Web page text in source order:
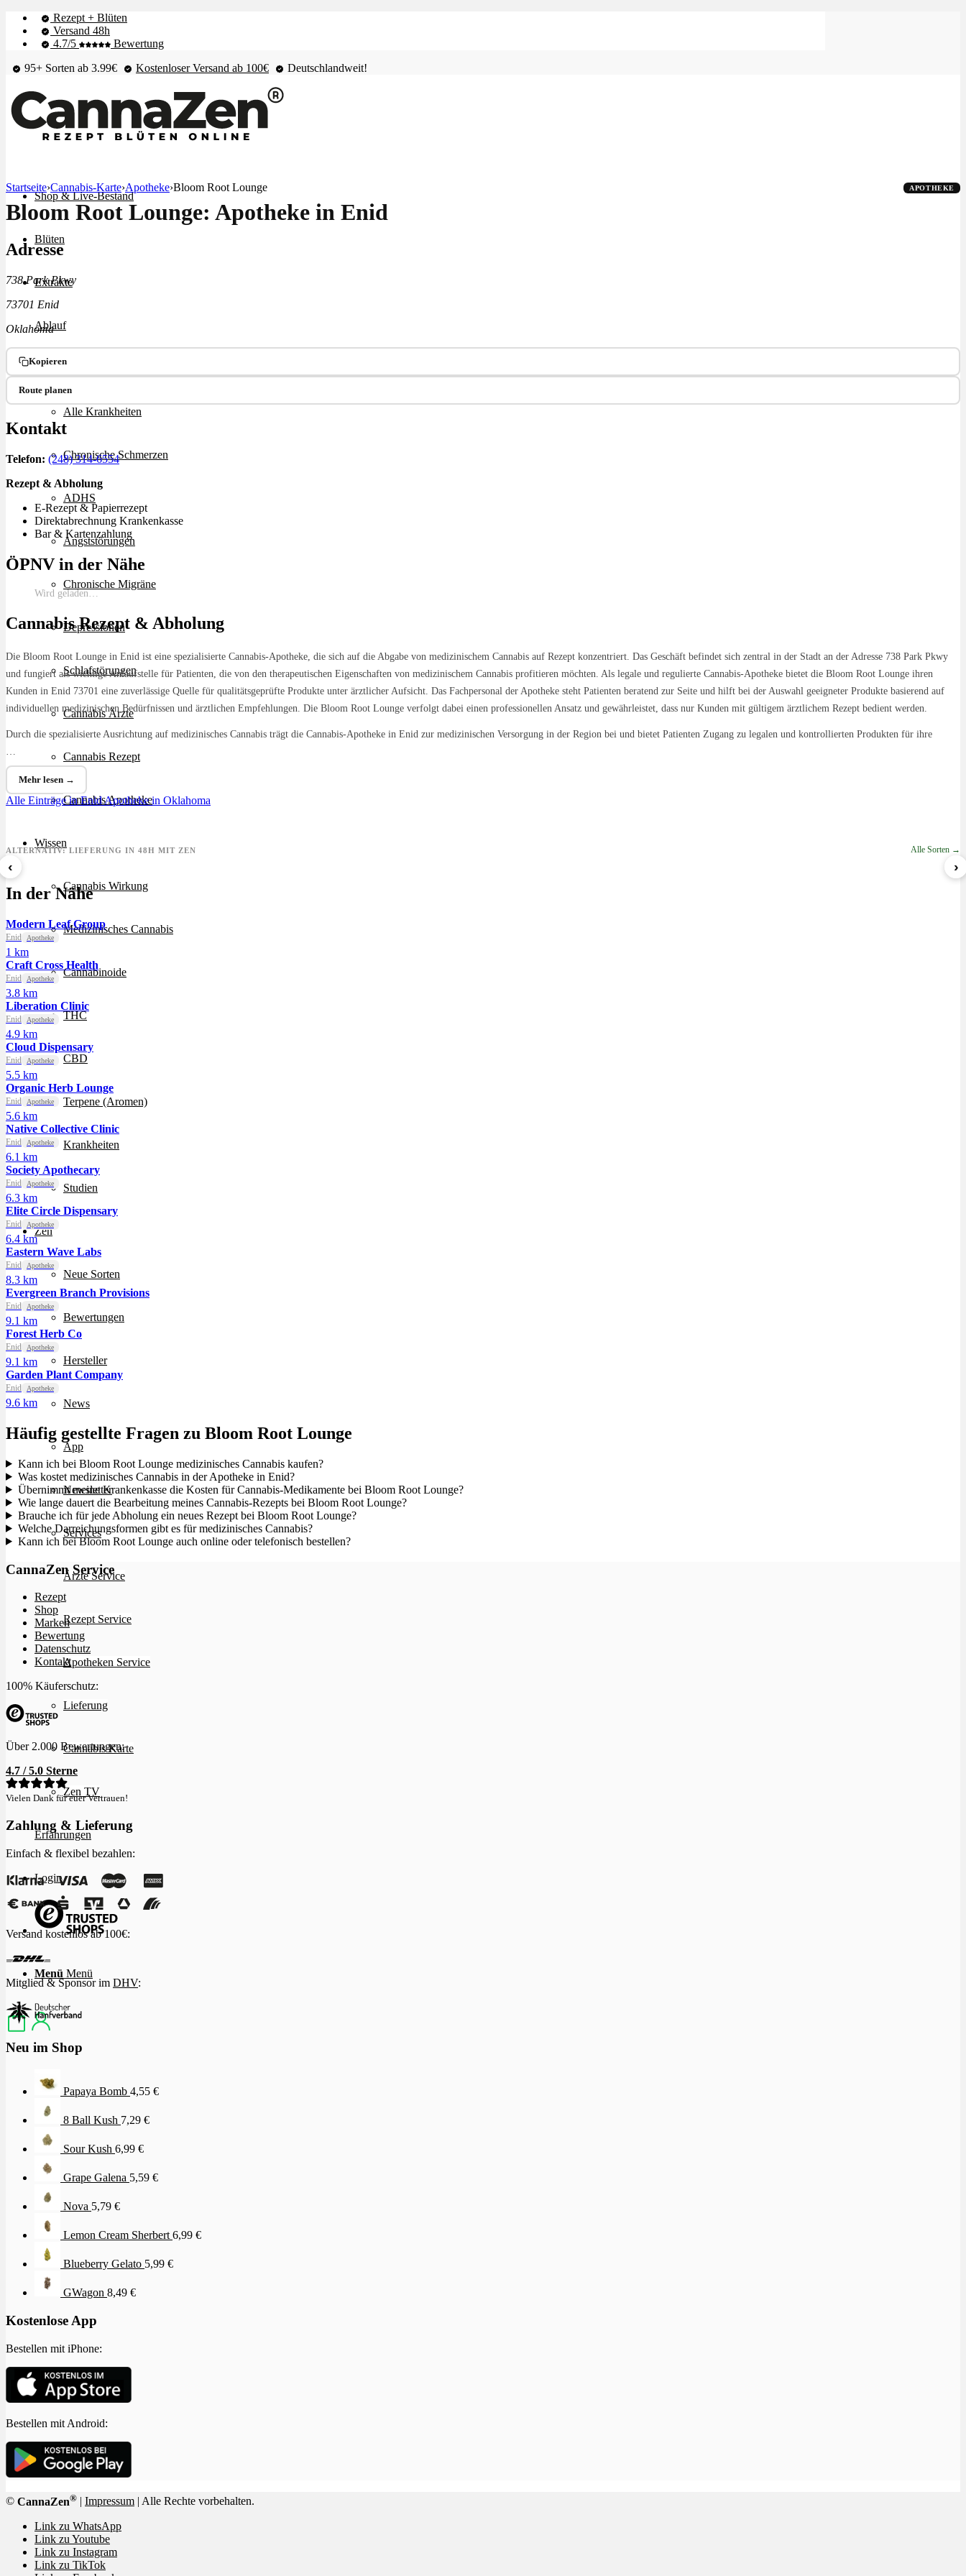
Rezept + Blüten
Versand 48h
4.7/5
Bewertung
95+ Sorten ab 3.99€
Kostenloser Versand ab 100€ Deutschlandweit!
Shop & Live-Bestand
Blüten
Extrakte
Ablauf
Therapien
Alle Krankheiten
Chronische Schmerzen
ADHS
Angststörungen
Chronische Migräne
Depressionen
Schlafstörungen
Cannabis Ärzte
Cannabis Rezept
Cannabis Apotheke
Wissen
Cannabis Wirkung
Medizinisches Cannabis
Cannabinoide
THC
CBD
Terpene (Aromen)
Krankheiten
Studien
Zen
Neue Sorten
Bewertungen
Hersteller
News
App
Newsletter
Services
Ärzte Service
Rezept Service
Apotheken Service
Lieferung
Cannabis Karte
Zen TV
Erfahrungen
Login
Menü Menü
Startseite›Cannabis-Karte›Apotheke›Bloom Root Lounge APOTHEKE
Bloom Root Lounge: Apotheke in Enid
Adresse
738 Park Pkwy
73701 Enid
Oklahoma
Kopieren
Route planen
Kontakt
Telefon: (248) 314-6554
Rezept & Abholung
E-Rezept & Papierrezept
Direktabrechnung Krankenkasse
Bar & Kartenzahlung
ÖPNV in der Nähe
Wird geladen…
Cannabis Rezept & Abholung
Die Bloom Root Lounge in Enid ist eine spezialisierte Cannabis-Apotheke, die sich auf die Abgabe von medizinischem Cannabis auf Rezept konzentriert. Das Geschäft befindet sich zentral in der Stadt an der Adresse 738 Park Pkwy
und fungiert als wichtige Anlaufstelle für Patienten, die von den therapeutischen Eigenschaften von medizinischem Cannabis profitieren möchten. Als legale und regulierte Cannabis-Apotheke bietet die Bloom Root Lounge ihren
Kunden in Enid 73701 eine zuverlässige Quelle für qualitätsgeprüfte Produkte unter ärztlicher Aufsicht. Das Fachpersonal der Apotheke steht Patienten beratend zur Seite und hilft bei der Auswahl geeigneter Produkte basierend auf
individuellen medizinischen Bedürfnissen und ärztlichen Empfehlungen. Die Bloom Root Lounge verfolgt dabei einen professionellen Ansatz und gewährleistet, dass nur Kunden mit gültigem ärztlichem Rezept bedient werden.
Durch die spezialisierte Ausrichtung auf medizinisches Cannabis trägt die Cannabis-Apotheke in Enid zur medizinischen Versorgung in der Region bei und bietet Patienten Zugang zu legalen und kontrollierten Produkten für ihre
…
Mehr lesen →
Alle Einträge in EnidApotheke in Oklahoma
ALTERNATIV: LIEFERUNG IN 48H MIT ZEN Alle Sorten →
‹
Sour Mintz Haze
ab 5,99 €/g
Lemon Cream Sherbert
›
In der Nähe
Modern Leaf Group
Enid Apotheke
1 km
Craft Cross Health
Enid Apotheke
3.8 km
Liberation Clinic
Enid Apotheke
4.9 km
Cloud Dispensary
Enid Apotheke
5.5 km
Organic Herb Lounge
Enid Apotheke
5.6 km
Native Collective Clinic
Enid Apotheke
6.1 km
Society Apothecary
Enid Apotheke
6.3 km
Elite Circle Dispensary
Enid Apotheke
6.4 km
Eastern Wave Labs
Enid Apotheke
8.3 km
Evergreen Branch Provisions
Enid Apotheke
9.1 km
Forest Herb Co
Enid Apotheke
9.1 km
Garden Plant Company
Enid Apotheke
9.6 km
Häufig gestellte Fragen zu Bloom Root Lounge
Kann ich bei Bloom Root Lounge medizinisches Cannabis kaufen?
Was kostet medizinisches Cannabis in der Apotheke in Enid?
Übernimmt meine Krankenkasse die Kosten für Cannabis-Medikamente bei Bloom Root Lounge?
Wie lange dauert die Bearbeitung meines Cannabis-Rezepts bei Bloom Root Lounge?
Brauche ich für jede Abholung ein neues Rezept bei Bloom Root Lounge?
Welche Darreichungsformen gibt es für medizinisches Cannabis?
Kann ich bei Bloom Root Lounge auch online oder telefonisch bestellen?
CannaZen Service
Rezept
Shop
Marken
Bewertung
Datenschutz
Kontakt
100% Käuferschutz:
Über 2.000 Bewertungen:
4.7 / 5.0 Sterne
Vielen Dank für euer Vertrauen!
Zahlung & Lieferung
Einfach & flexibel bezahlen:
Versand kostenlos ab 100€:
Mitglied & Sponsor im DHV:
Neu im Shop
Papaya Bomb 4,55 €
8 Ball Kush 7,29 €
Sour Kush 6,99 €
Grape Galena 5,59 €
Nova 5,79 €
Lemon Cream Sherbert 6,99 €
Blueberry Gelato 5,99 €
GWagon 8,49 €
Kostenlose App
Bestellen mit iPhone:
Bestellen mit Android:
© CannaZen® Impressum | Alle Rechte vorbehalten.
Link zu WhatsApp
Link zu Youtube
Link zu Instagram
Link zu TikTok